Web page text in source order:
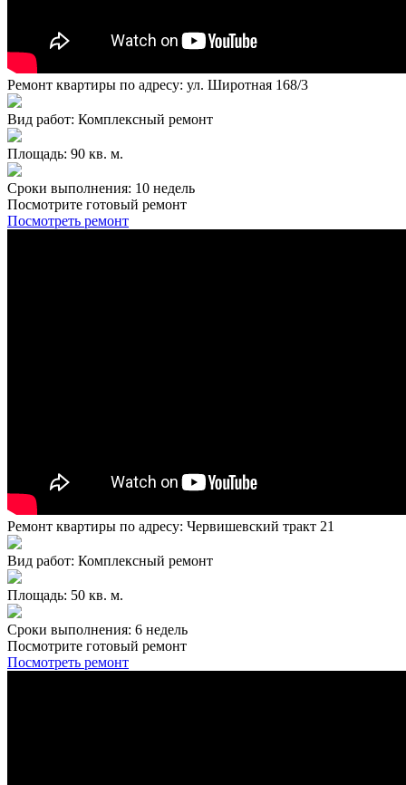
Ремонт квартиры по адресу: ул. Широтная 168/3
Вид работ: Комплексный ремонт
Площадь: 90 кв. м.
Сроки выполнения: 10 недель
Посмотрите готовый ремонт
Посмотреть ремонт
Ремонт квартиры по адресу: Червишевский тракт 21
Вид работ: Комплексный ремонт
Площадь: 50 кв. м.
Сроки выполнения: 6 недель
Посмотрите готовый ремонт
Посмотреть ремонт